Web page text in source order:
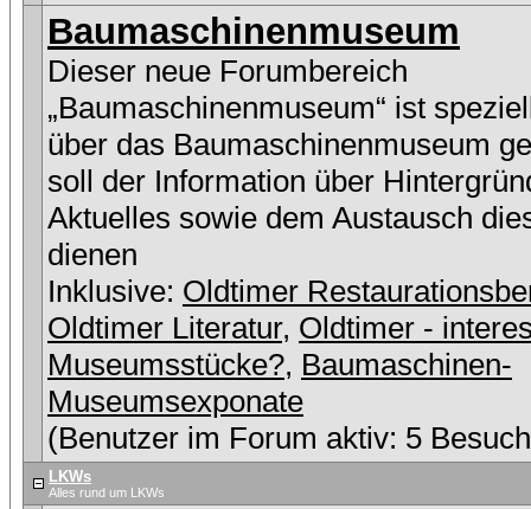
Baumaschinenmuseum
Dieser neue Forumbereich
„Baumaschinenmuseum“ ist
über das Baumaschinenmuseum
soll der Information über
Aktuelles sowie dem Austausch
dienen
Inklusive: Oldtimer
Oldtimer Literatur, Oldtimer -
Museumsstücke?, Baumaschinen-
Museumsexponate
(Benutzer im Forum aktiv: 5
LKWs
Alles rund um LKWs